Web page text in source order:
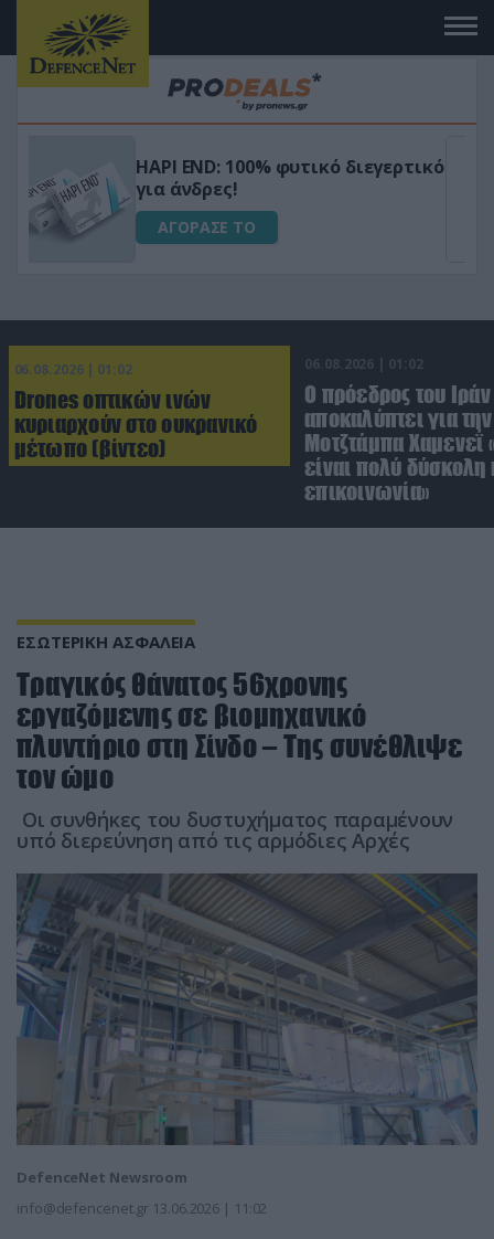
Μεταμόρφωσε τον κήπο σου με το
Ultra Box Μίνι Αλυσοπρίονο με
μπαταρία λιθίου
ΑΓΟΡΑΣΕ ΤΟ
06.08.2026 | 01:02
Drones οπτικών ινών
κυριαρχούν στο ουκρανικό
μέτωπο (βίντεο)
06.08.2026 | 01:02
Ο πρόεδρος του Ιράν
αποκαλύπτει για
Μοτζτάμπα Χαμενεΐ
είναι πολύ δύσκολη
επικοινωνία»
ΕΣΩΤΕΡΙΚΗ ΑΣΦΑΛΕΙΑ
Τραγικός θάνατος 56χρονης
εργαζόμενης σε βιομηχανικό
πλυντήριο στη Σίνδο – Της συνέθλιψε
τον ώμο
Οι συνθήκες του δυστυχήματος παραμένουν
υπό διερεύνηση από τις αρμόδιες Αρχές
DefenceNet Newsroom
info@defencenet.gr 13.06.2026 | 11:02